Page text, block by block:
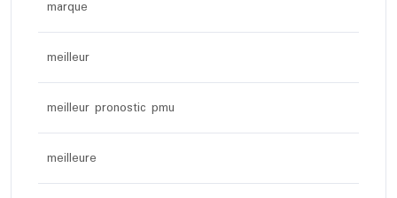
marque
meilleur
meilleur pronostic pmu
meilleure